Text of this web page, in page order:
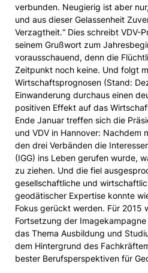
verbunden. Neugierig ist aber
und aus dieser Gelassenheit
Verzagtheit.“ Dies schreibt VDV-
seinem Grußwort zum
vorausschauend, denn die
Zeitpunkt noch keine. Und folgt
Wirtschaftsprognosen (Stand:
Einwanderung durchaus einen
positiven Effekt auf das
Ende Januar treffen sich die
und VDV in Hannover: Nachdem
den drei Verbänden die
(IGG) ins Leben gerufen wurde,
zu ziehen. Und die fiel
gesellschaftliche und
geodätischer Expertise konnte
Fokus gerückt werden. Für 2015
Fortsetzung der
das Thema Ausbildung und
dem Hintergrund des
bester Berufsperspektiven für